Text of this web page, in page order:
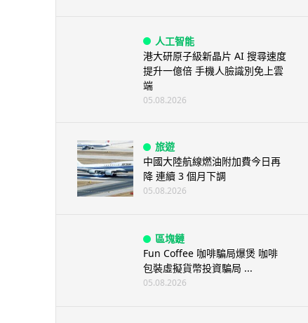
人工智能
港大研原子級新晶片 AI 搜尋速度
提升一億倍 手機人臉識別免上雲
端
05.08.2026
旅遊
中國大陸航線燃油附加費今日再
降 連續 3 個月下調
05.08.2026
區塊鏈
Fun Coffee 咖啡騙局爆煲 咖啡
包裝虛擬貨幣投資騙局 ...
05.08.2026